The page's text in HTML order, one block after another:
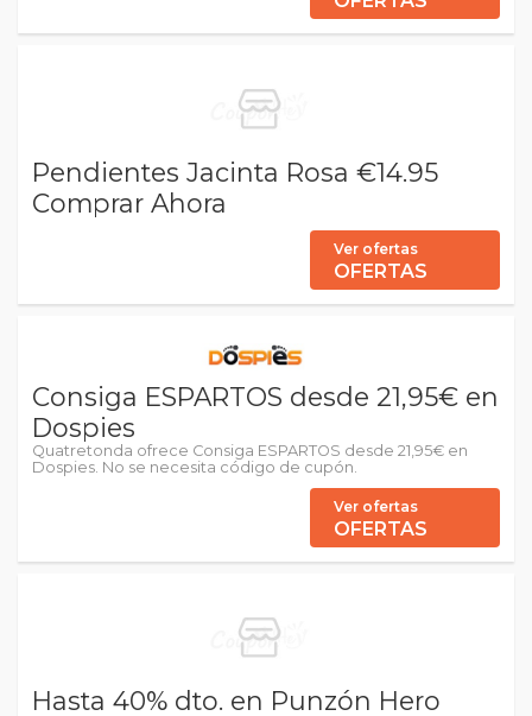
Pendientes Jacinta Rosa €14.95
Comprar Ahora
Ver ofertas
OFERTAS
Consiga ESPARTOS desde 21,95€ en
Dospies
Quatretonda ofrece Consiga ESPARTOS desde 21,95€ en
Dospies. No se necesita código de cupón.
Ver ofertas
OFERTAS
Hasta 40% dto. en Punzón Hero